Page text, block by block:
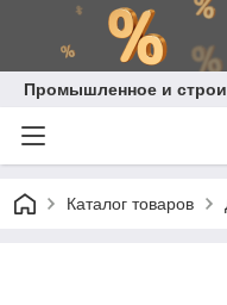
Промышленное и
Каталог товаров